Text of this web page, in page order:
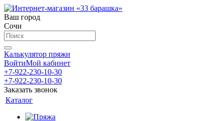
Ваш город
Сочи
Калькулятор пряжи
ВойтиМой кабинет
+7-922-230-10-30
+7-922-230-10-30
Заказать звонок
Каталог